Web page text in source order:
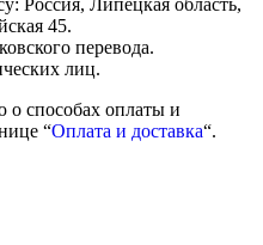
Россия, Липецкая область,
45.
перевода.
лиц.
способах оплаты и
“Оплата и доставка“.